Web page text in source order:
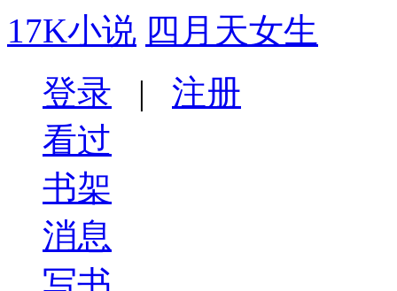
17K小说 四月天女生
登录 | 注册
看过
书架
消息